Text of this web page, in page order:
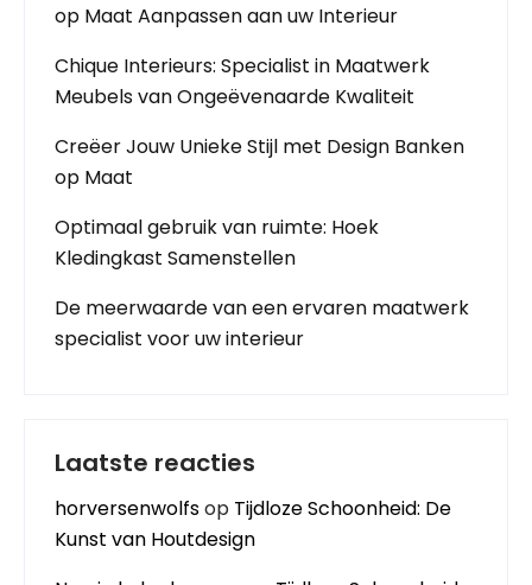
op Maat Aanpassen aan uw Interieur
Chique Interieurs: Specialist in Maatwerk
Meubels van Ongeëvenaarde Kwaliteit
Creëer Jouw Unieke Stijl met Design Banken
op Maat
Optimaal gebruik van ruimte: Hoek
Kledingkast Samenstellen
De meerwaarde van een ervaren maatwerk
specialist voor uw interieur
Laatste reacties
horversenwolfsop Tijdloze Schoonheid: De
Kunst van Houtdesign